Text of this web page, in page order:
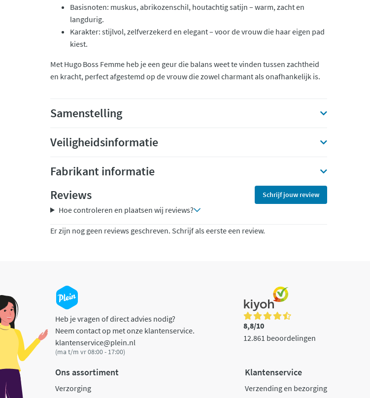
Basisnoten: muskus, abrikozenschil, houtachtig satijn – warm, zacht en
langdurig.
Karakter: stijlvol, zelfverzekerd en elegant – voor de vrouw die haar eigen pad
kiest.
Met Hugo Boss Femme heb je een geur die balans weet te vinden tussen zachtheid
en kracht, perfect afgestemd op de vrouw die zowel charmant als onafhankelijk is.
Samenstelling
Veiligheidsinformatie
Fabrikant informatie
Reviews
Schrijf jouw review
Hoe controleren en plaatsen wij reviews?
Er zijn nog geen reviews geschreven. Schrijf als eerste een review.
Heb je vragen of direct advies nodig?
Neem contact op met onze klantenservice.
klantenservice@plein.nl
(ma t/m vr 08:00 - 17:00)
8,8/10
12.861 beoordelingen
Ons assortiment
Verzorging
Klantenservice
Verzending en bezorging